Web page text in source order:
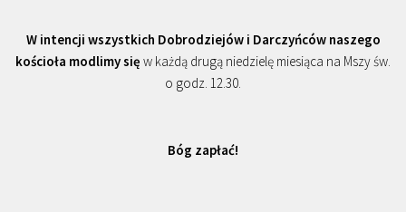
W intencji wszystkich Dobrodziejów i Darczyńców naszego
kościoła modlimy się w każdą drugą niedzielę miesiąca na Mszy św.
o godz. 12.30.
Bóg zapłać!